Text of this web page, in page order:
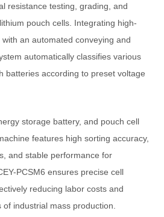
resistance testing, grading, and
pouch cells. Integrating high-
an automated conveying and
automatically classifies various
batteries according to preset voltage
storage battery, and pouch cell
features high sorting accuracy,
and stable performance for
PCSM6 ensures precise cell
reducing labor costs and
industrial mass production.